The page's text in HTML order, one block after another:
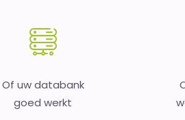
Of uw databank
goed werkt